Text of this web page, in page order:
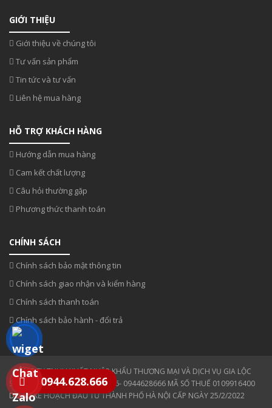
GIỚI THIỆU
Giới thiệu về chúng tôi
Tư vấn sản phẩm
Tin tức và tư vấn
Liên hệ mua hàng
HỖ TRỢ KHÁCH HÀNG
Hướng dẫn mua hàng
Cam kết chất lượng
Câu hỏi thường gặp
Phương thức thanh toán
CHÍNH SÁCH
Chính sách bảo mật thông tin
Chính sách giao nhận và kiểm hàng
Chính sách thanh toán
Chính sách bảo hành - đổi trả
CÔNG TY TNHH XUẤT NHẬP KHẨU THƯƠNG MẠI VÀ DỊCH VỤ GIA LỘC
SĐT: 0354 808 808- 0943330886- 0944628666 MÃ SỐ THUẾ 0109916400
DO SỞ KẾ HOẠCH ĐẦU TƯ THÀNH PHỐ HÀ NỘI CẤP NGÀY 25/2/2022
0944.628.666